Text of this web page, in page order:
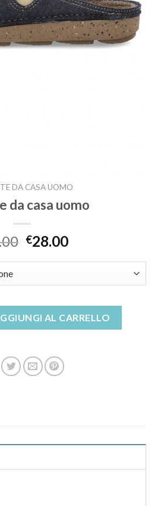
DA CASA UOMO
da casa uomo
€28.00
AL CARRELLO